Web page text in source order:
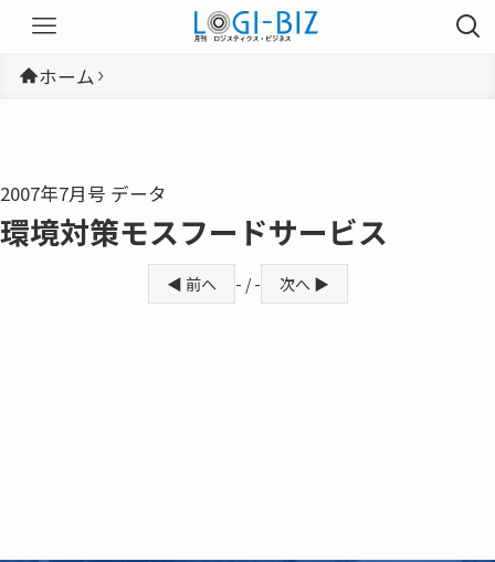
ホーム
2007年7月号 データ
環境対策モスフードサービス
◀ 前へ - / - 次へ ▶